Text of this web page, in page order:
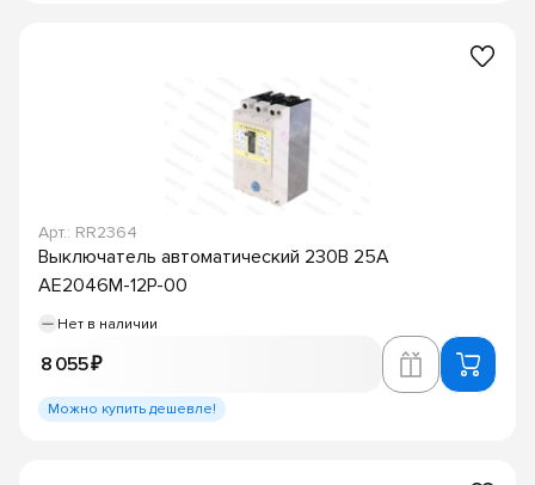
Арт.: RR2364
Выключатель автоматический 230В 25А
АЕ2046М-12Р-00
Нет в наличии
8 055 ₽
Можно купить дешевле!